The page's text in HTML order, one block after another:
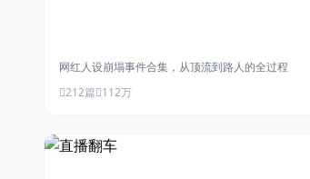
网红人设崩塌事件合集，从顶流到路人的全过程
212篇 112万